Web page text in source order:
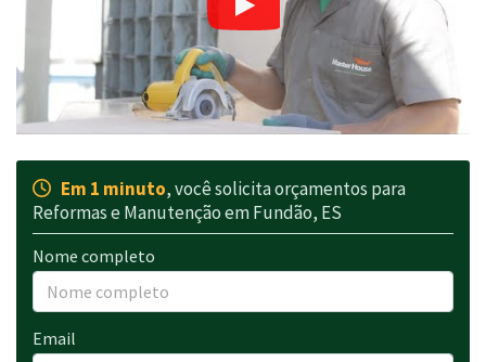
Em 1 minuto, você solicita orçamentos para
Reformas e Manutenção em Fundão, ES
Nome completo
Email